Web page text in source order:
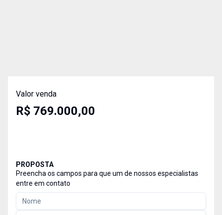
Valor venda
R$ 769.000,00
PROPOSTA
Preencha os campos para que um de nossos especialistas
entre em contato